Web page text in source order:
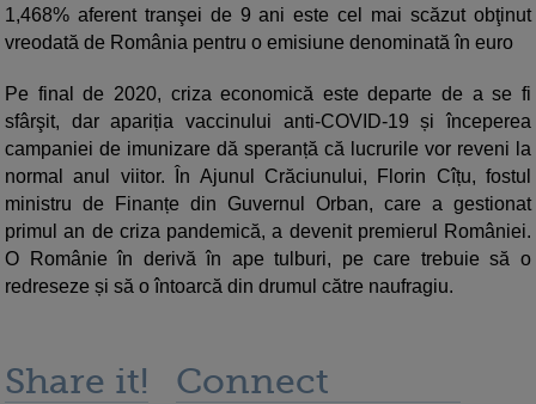
1,468% aferent tranşei de 9 ani este cel mai scăzut obţinut
vreodată de România pentru o emisiune denominată în euro
Pe final de 2020, criza economică este departe de a se fi
sfârşit, dar apariția vaccinului anti-COVID-19 și începerea
campaniei de imunizare dă speranță că lucrurile vor reveni la
normal anul viitor. În Ajunul Crăciunului, Florin Cîțu, fostul
ministru de Finanțe din Guvernul Orban, care a gestionat
primul an de criza pandemică, a devenit premierul României.
O Românie în derivă în ape tulburi, pe care trebuie să o
redreseze și să o întoarcă din drumul către naufragiu.
Share it! Connect